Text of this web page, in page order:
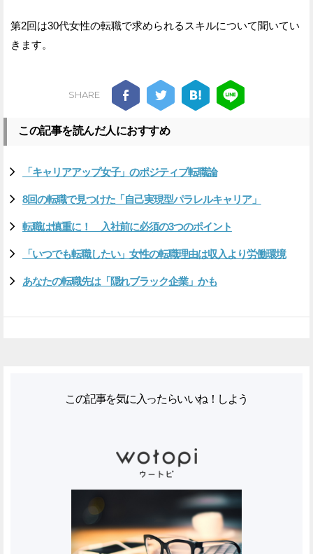
第2回は30代女性の転職で求められるスキルについて聞いてい
きます。
SHARE
この記事を読んだ人におすすめ
「キャリアアップ女子」のポジティブ転職論
8回の転職で見つけた「自己実現型パラレルキャリア」
転職は慎重に！ 入社前に必須の3つのポイント
「いつでも転職したい」女性の転職理由は収入より労働環境
あなたの転職先は「隠れブラック企業」かも
この記事を気に入ったらいいね！しよう